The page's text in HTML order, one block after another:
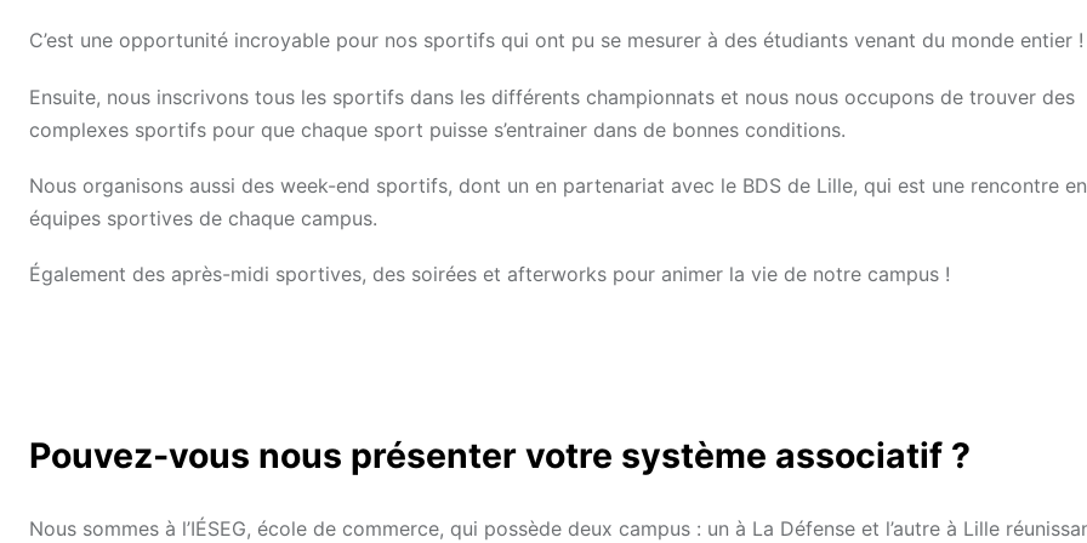
C’est une opportunité incroyable pour nos sportifs qui ont pu se mesurer à des étudiants venant du monde entier !
Ensuite, nous inscrivons tous les sportifs dans les différents championnats et nous nous occupons de trouver des
complexes sportifs pour que chaque sport puisse s’entrainer dans de bonnes conditions.
Nous organisons aussi des week-end sportifs, dont un en partenariat avec le BDS de Lille, qui est une rencontre
équipes sportives de chaque campus.
Également des après-midi sportives, des soirées et afterworks pour animer la vie de notre campus !
Pouvez-vous nous présenter votre système associatif ?
Nous sommes à l’IÉSEG, école de commerce, qui possède deux campus : un à La Défense et l’autre à Lille